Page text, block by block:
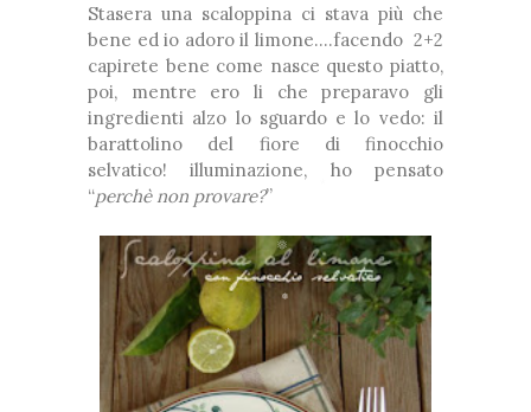
Stasera una scaloppina ci stava più che
bene ed io adoro il limone….facendo 2+2
capirete bene come nasce questo piatto,
poi, mentre ero li che preparavo gli
ingredienti alzo lo sguardo e lo vedo: il
barattolino del fiore di finocchio
selvatico! illuminazione, ho pensato
“perchè non provare?”
❅
❅
*
*
*